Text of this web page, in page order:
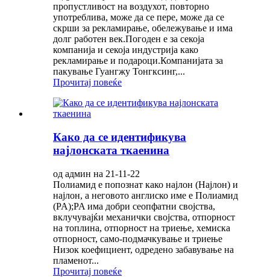
пропустливост на воздухот, повторно
употреблива, може да се пере, може да се
скрши за рекламирање, обележување и има
долг работен век.Погоден е за секоја
компанија и секоја индустрија како
рекламирање и подароци.Компанијата за
пакување Гуангжу Тонгксинг,...
Прочитај повеќе
Како да се идентификува
најлонската ткаенина
од админ на 21-11-22
Полиамид е попознат како најлон (Најлон) и
најлон, а неговото англиско име е Полиамид
(PA);PA има добри сеопфатни својства,
вклучувајќи механички својства, отпорност
на топлина, отпорност на триење, хемиска
отпорност, само-подмачкување и триење
Низок коефициент, одредено забавување на
пламенот...
Прочитај повеќе